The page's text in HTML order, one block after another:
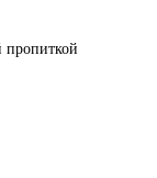
пропиткой